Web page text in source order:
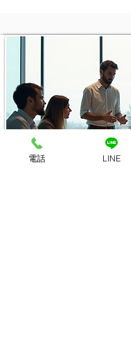
電話 LINE